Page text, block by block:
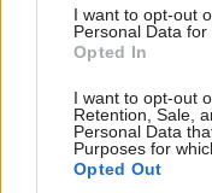
I want to opt-out
Personal Data for
Opted In
I want to opt-out
Retention, Sale,
Personal Data
Purposes for
Opted Out
riešenými tieniacimi
dokazuje, že dom je
veľmi premyslený a
Prečítajte si tiež